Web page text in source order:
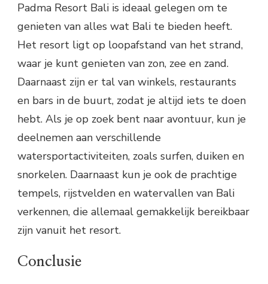
Padma Resort Bali is ideaal gelegen om te
genieten van alles wat Bali te bieden heeft.
Het resort ligt op loopafstand van het strand,
waar je kunt genieten van zon, zee en zand.
Daarnaast zijn er tal van winkels, restaurants
en bars in de buurt, zodat je altijd iets te doen
hebt. Als je op zoek bent naar avontuur, kun je
deelnemen aan verschillende
watersportactiviteiten, zoals surfen, duiken en
snorkelen. Daarnaast kun je ook de prachtige
tempels, rijstvelden en watervallen van Bali
verkennen, die allemaal gemakkelijk bereikbaar
zijn vanuit het resort.
Conclusie